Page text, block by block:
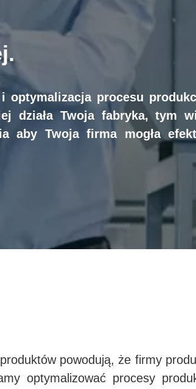
optymalizacja procesu
działa Twoja fabryka, tym
aby Twoja firma mogła
powodują, że firmy
optymalizować procesy